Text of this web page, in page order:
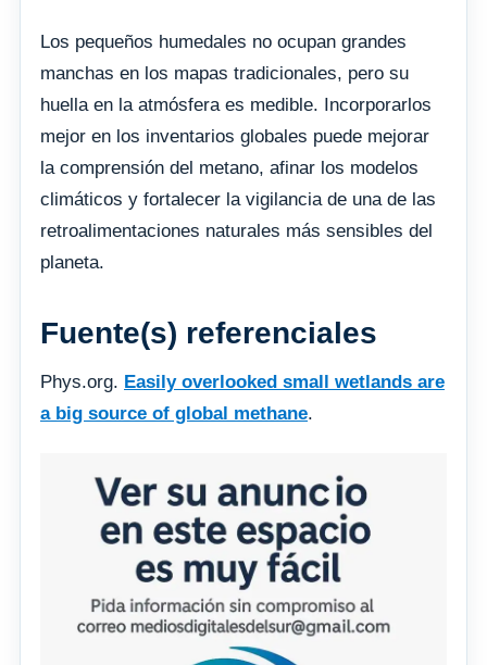
Los pequeños humedales no ocupan grandes
manchas en los mapas tradicionales, pero su
huella en la atmósfera es medible. Incorporarlos
mejor en los inventarios globales puede mejorar
la comprensión del metano, afinar los modelos
climáticos y fortalecer la vigilancia de una de las
retroalimentaciones naturales más sensibles del
planeta.
Fuente(s) referenciales
Phys.org. Easily overlooked small wetlands are
a big source of global methane.